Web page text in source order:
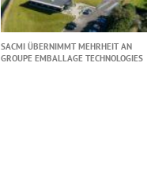
SACMI ÜBERNIMMT MEHRHEIT AN
GROUPE EMBALLAGE TECHNOLOGIES